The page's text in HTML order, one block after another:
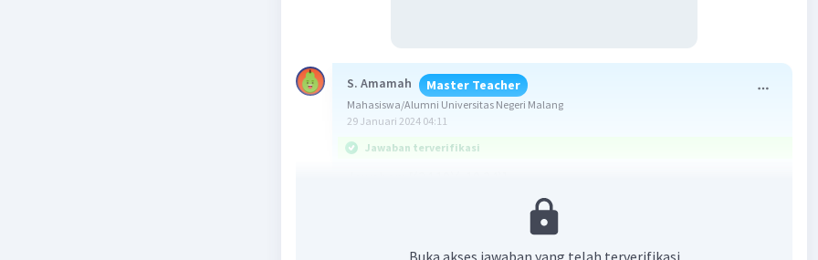
S. Amamah Master Teacher
Mahasiswa/Alumni Universitas Negeri Malang
29 Januari 2024 04:11
Jawaban terverifikasi
Buka akses jawaban yang telah terverifikasi